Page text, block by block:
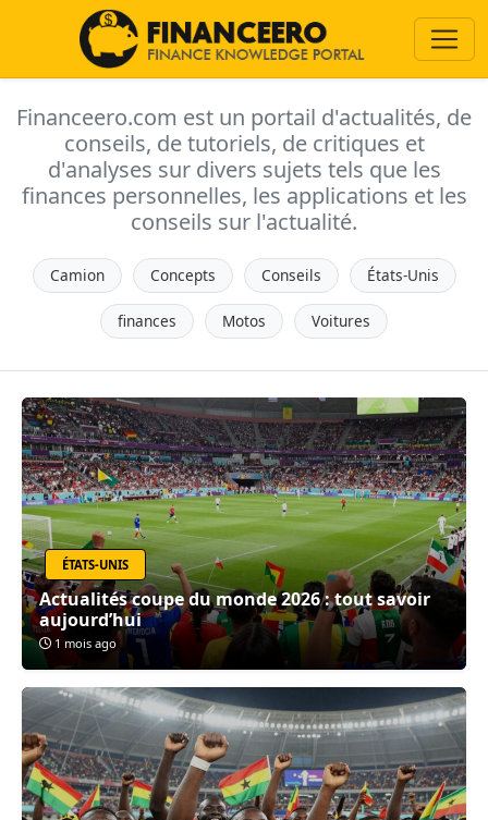
Financeero.com est un portail d'actualités, de
conseils, de tutoriels, de critiques et
d'analyses sur divers sujets tels que les
finances personnelles, les applications et les
conseils sur l'actualité.
Camion Concepts Conseils États-Unis
finances Motos Voitures
ÉTATS-UNIS
Actualités coupe du monde 2026 : tout savoir
aujourd’hui
1 mois ago